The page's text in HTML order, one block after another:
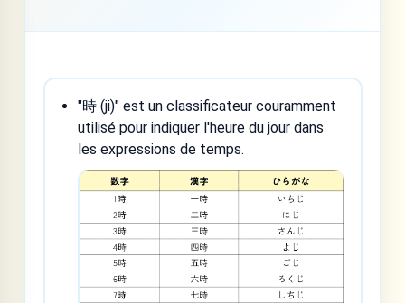
"時 (ji)" est un classificateur couramment
utilisé pour indiquer l'heure du jour dans
les expressions de temps.